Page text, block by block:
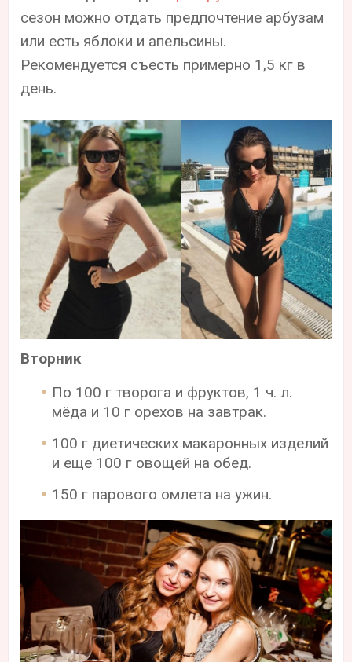
сезон можно отдать предпочтение арбузам
или есть яблоки и апельсины.
Рекомендуется съесть примерно 1,5 кг в
день.
Вторник
По 100 г творога и фруктов, 1 ч. л.
мёда и 10 г орехов на завтрак.
100 г диетических макаронных изделий
и еще 100 г овощей на обед.
150 г парового омлета на ужин.